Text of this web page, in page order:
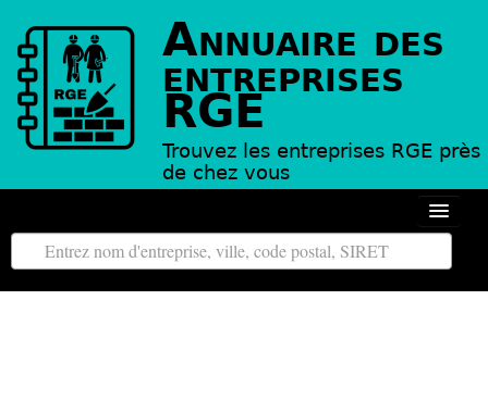
Annuaire des
entreprises
RGE
Trouvez les entreprises RGE près
de chez vous
Autour de moi